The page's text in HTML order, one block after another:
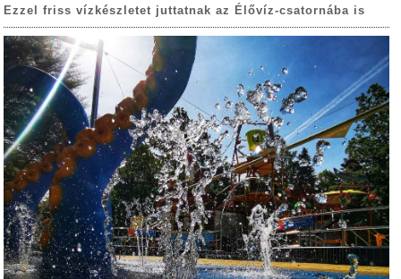
Ezzel friss vízkészletet juttatnak az Élővíz-csatornába is